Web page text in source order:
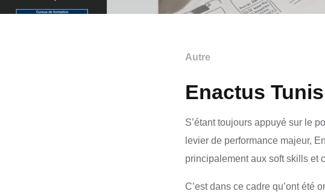
Autre
Enactus
S’étant toujours appuyé sur le
levier de performance majeur,
principalement aux soft skills et
C’est dans ce cadre qu’ont été